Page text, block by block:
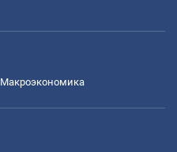
Mакроэкономика